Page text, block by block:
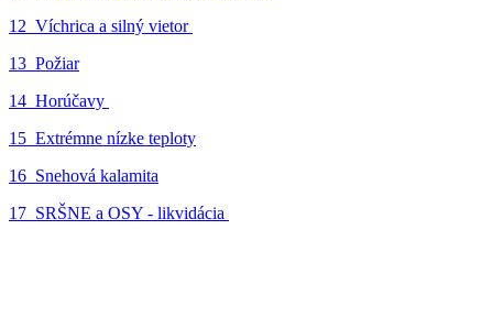
12_Víchrica a silný vietor
13_Požiar
14_Horúčavy
15_Extrémne nízke teploty
16_Snehová kalamita
17_SRŠNE a OSY - likvidácia